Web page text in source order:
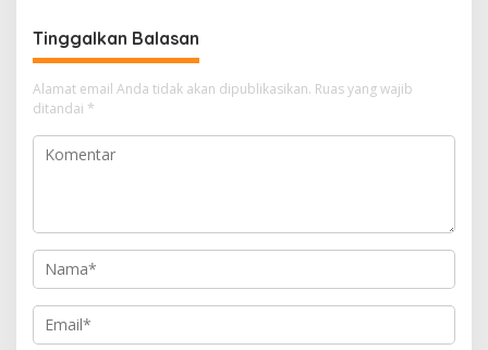
Tinggalkan Balasan
Alamat email Anda tidak akan dipublikasikan. Ruas yang wajib
ditandai *